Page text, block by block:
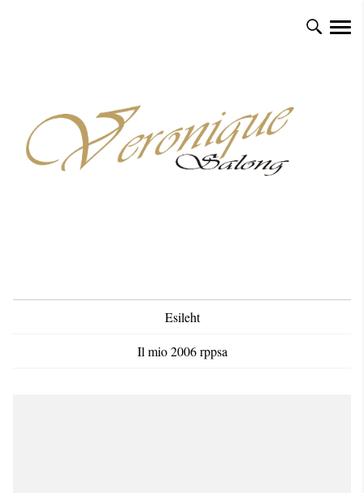
Esileht
Il mio 2006 rppsa